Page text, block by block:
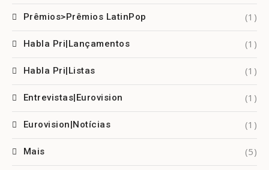
Prêmios>Prêmios LatinPop (1)
Habla Pri|Lançamentos (1)
Habla Pri|Listas (1)
Entrevistas|Eurovision (1)
Eurovision|Notícias (1)
Mais (5)